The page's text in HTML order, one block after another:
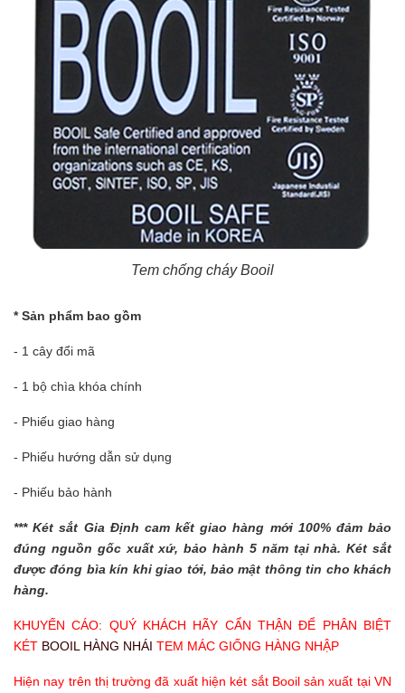
Tem chống cháy Booil
* Sản phẩm bao gồm
- 1 cây đổi mã
- 1 bộ chìa khóa chính
- Phiếu giao hàng
- Phiếu hướng dẫn sử dụng
- Phiếu bảo hành
***Két sắt Gia Định cam kết giao hàng mới 100% đảm bảo
đúng nguồn gốc xuất xứ, bảo hành 5 năm tại nhà. Két sắt
được đóng bìa kín khi giao tới, bảo mật thông tin cho khách
hàng.
KHUYẾN CÁO: QUÝ KHÁCH HÃY CẨN THẬN ĐỂ PHÂN BIỆT
KÉT BOOIL HÀNG NHÁI TEM MÁC GIỐNG HÀNG NHẬP
Hiện nay trên thị trường đã xuất hiện két sắt Booil sản xuất tại VN